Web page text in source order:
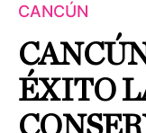
CANCÚN
ÉXITO